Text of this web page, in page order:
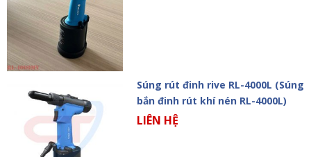
Súng rút đinh rive RL-4000L (Súng
bắn đinh rút khí nén RL-4000L)
LIÊN HỆ